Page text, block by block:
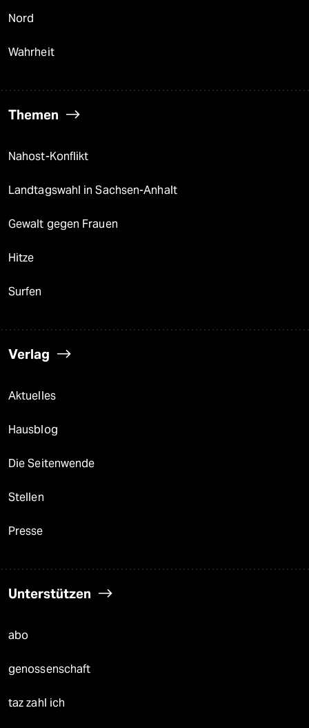
Nord
Wahrheit
Themen
Nahost-Konflikt
Landtagswahl in Sachsen-Anhalt
Gewalt gegen Frauen
Hitze
Surfen
Verlag
Aktuelles
Hausblog
Die Seitenwende
Stellen
Presse
Unterstützen
abo
genossenschaft
taz zahl ich